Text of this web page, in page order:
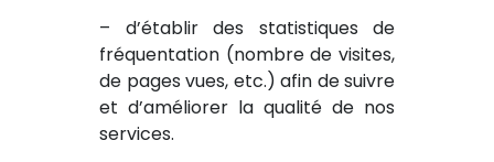
– d’établir des statistiques de
fréquentation (nombre de visites,
de pages vues, etc.) afin de suivre
et d’améliorer la qualité de nos
services.